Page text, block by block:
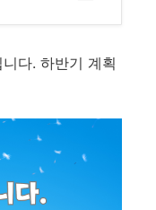
다. 하반기 계획